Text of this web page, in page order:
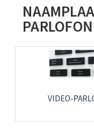
VIDEO-